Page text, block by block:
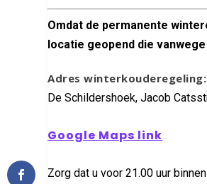
Omdat de permanente
locatie geopend die
Adres winterkouderegeling:
De Schildershoek, Jacob
Google Maps link
Zorg dat u voor 21.00 uur